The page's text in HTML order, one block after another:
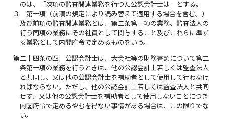
のは、「次項の監査関連業務を行つた公認会計士は」とする。
３
第一項（前項の規定により読み替えて適用する場合を含む。）
及び前項の監査関連業務とは、第二条第一項の業務、監査法人の
行う同項の業務にその社員として関与すること及びこれらに準ず
る業務として内閣府令で定めるものをいう。
第二十四条の四
公認会計士は、大会社等の財務書類について第二
条第一項の業務を行うときは、他の公認会計士若しくは監査法人
と共同し、又は他の公認会計士を補助者として使用して行わなけ
ればならない。ただし、他の公認会計士若しくは監査法人と共同
せず、又は他の公認会計士を補助者として使用しないことにつき
内閣府令で定めるやむを得ない事情がある場合は、この限りでな
い。